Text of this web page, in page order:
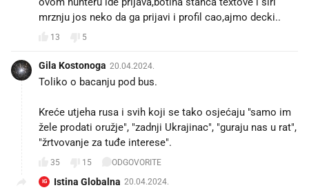
mrznju jos neko da ga prijavi i profil cao,ajmo decki..
13 5
Gila Kostonoga 20.04.2024.
Toliko o bacanju pod bus.
Kreće utjeha rusa i svih koji se tako osjećaju "samo im
žele prodati oružje", "zadnji Ukrajinac", "guraju nas u rat",
"žrtvovanje za tuđe interese".
35 15 ODGOVORITE
IG Istina Globalna 20.04.2024.